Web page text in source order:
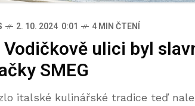
2. 10. 2024 0:01 4 MIN ČTENÍ
Vodičkově ulici byl
SMEG
italské kulinářské tradice teď